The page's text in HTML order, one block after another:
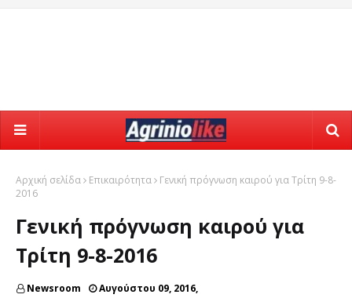
Αρχική σελίδα Επικαιρότητα
Γενική πρόγνωση καιρού για Τρίτη 9-8-
2016
Γενική πρόγνωση καιρού για
Τρίτη 9-8-2016
Newsroom Αυγούστου 09, 2016,